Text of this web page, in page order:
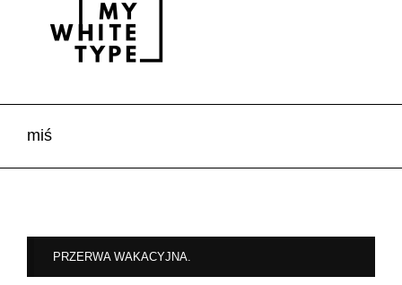
miś
PRZERWA WAKACYJNA.